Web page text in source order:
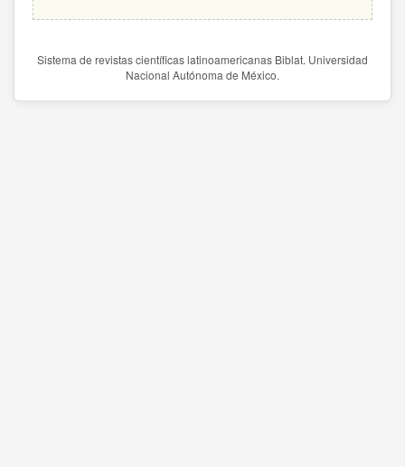
Sistema de revistas científicas latinoamericanas Biblat. Universidad
Nacional Autónoma de México.